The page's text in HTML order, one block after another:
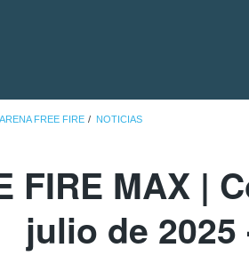
FREE FIRE NOTICIAS
FIRE MAX |
julio de